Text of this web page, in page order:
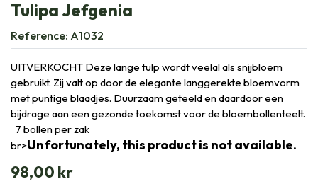
Tulipa Jefgenia
Reference: A1032
UITVERKOCHT Deze lange tulp wordt veelal als snijbloem
gebruikt. Zij valt op door de elegante langgerekte bloemvorm
met puntige blaadjes. Duurzaam geteeld en daardoor een
bijdrage aan een gezonde toekomst voor de bloembollenteelt.
7 bollen per zak
br>Unfortunately, this product is not available.
98,00 kr